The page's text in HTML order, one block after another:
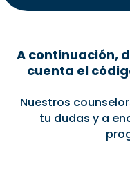
A continuación,
cuenta el
Nuestros
tu dudas y a